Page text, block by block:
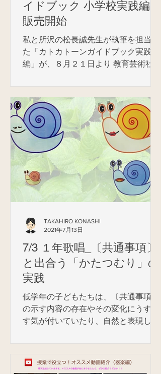
イドブック 小学校実践編」
販売開始
私と所沢の松長誠先生が執筆を担当し
た「カトカトーンガイドブック実践
編」が、８月２１日より 教育芸術社
トーンの操作解説がメインの「導入
編」については、無償でダウンロード
ができます。）...
7/3 １年歌唱_〔共通事項〕
と出合う「かたつむり」の
実践
低学年の子どもたちは、〔共通事項〕
の示す内容の存在やその変化にうすう
す気が付いていたり、自然と表現した
ません。さまざまな曲を歌や楽器で表
現したり、鑑賞したりする中で、まず
TAKAHIRO KONASHI
2021年7月13日